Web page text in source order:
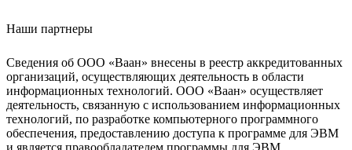
Наши партнеры
Сведения об ООО «Ваан» внесены в реестр аккредитованных
организаций, осуществляющих деятельность в области
информационных технологий. ООО «Ваан» осуществляет
деятельность, связанную с использованием информационных
технологий, по разработке компьютерного программного
обеспечения, предоставлению доступа к программе для ЭВМ
и является правообладателем программы для ЭВМ